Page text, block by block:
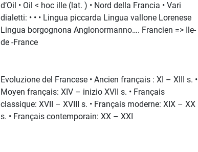
d’Oil • Oil < hoc ille (lat. ) • Nord della Francia • Vari
dialetti: • • • Lingua piccarda Lingua vallone Lorenese
Lingua borgognona Anglonormanno…. Francien => Ile-
de -France
Evoluzione del Francese • Ancien français : XI – XIII s. •
Moyen français: XIV – inizio XVII s. • Français
classique: XVII – XVIII s. • Français moderne: XIX – XX
s. • Français contemporain: XX – XXI